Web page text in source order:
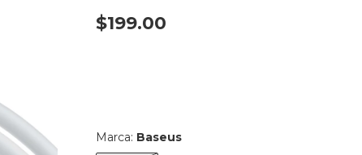
$199.00
Marca: Baseus